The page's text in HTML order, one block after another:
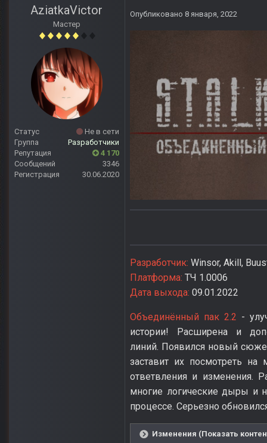
AziatkaVictor
Мастер
Статус
Не в сети
Группа
Разработчики
Репутация
4 170
Сообщений
3346
Регистрация
30.06.2020
Опубликовано 8 января, 2022
Разработчик: Winsor, Akill,
Платформа: ТЧ 1.0006
Дата выхода: 09.01.2022
Объединённый пак 2.2 -
истории! Расширена и
линий. Появился новый
заставит их посмотреть
ответвления и изменения.
многие логические дыры и
процессе. Серьезно
Изменения (Показать